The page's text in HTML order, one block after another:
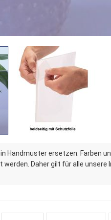
Handmuster ersetzen. Farben
Daher gilt für alle unsere